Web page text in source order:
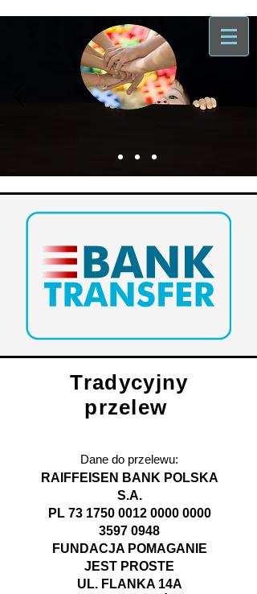
Tradycyjny
przelew
Dane do przelewu:
RAIFFEISEN BANK POLSKA
S.A.
PL 73 1750 0012 0000 0000
3597 0948
FUNDACJA POMAGANIE
JEST PROSTE
UL. FLANKA 14A